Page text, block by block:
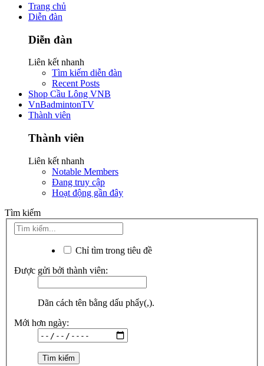
Trang chủ
Diễn đàn
Diễn đàn
Liên kết nhanh
Tìm kiếm diễn đàn
Recent Posts
Shop Cầu Lông VNB
VnBadmintonTV
Thành viên
Thành viên
Liên kết nhanh
Notable Members
Đang truy cập
Hoạt động gần đây
Tìm kiếm
Chỉ tìm trong tiêu đề
Được gửi bởi thành viên:
Dãn cách tên bằng dấu phẩy(,).
Mới hơn ngày: